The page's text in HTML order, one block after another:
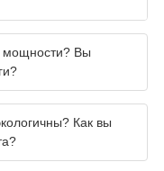
мощности? Вы
Как вы